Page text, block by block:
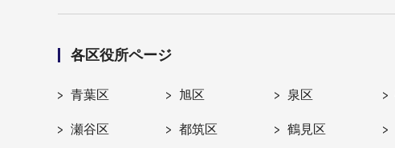
各区役所ページ
青葉区 旭区 泉区
瀬谷区 都筑区 鶴見区